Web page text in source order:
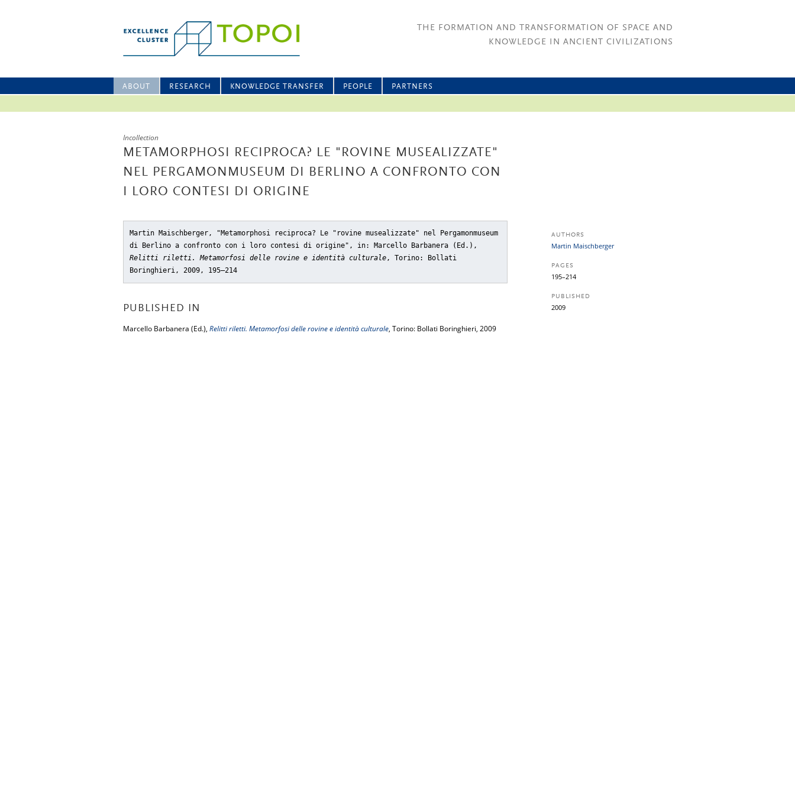
THE FORMATION AND TRANSFORMATION OF SPACE AND
KNOWLEDGE IN ANCIENT CIVILIZATIONS
ABOUT RESEARCH KNOWLEDGE TRANSFER PEOPLE PARTNERS
Incollection
METAMORPHOSI RECIPROCA? LE "ROVINE MUSEALIZZATE"
NEL PERGAMONMUSEUM DI BERLINO A CONFRONTO CON
I LORO CONTESI DI ORIGINE
Martin Maischberger, "Metamorphosi reciproca? Le "rovine musealizzate" nel Pergamonmuseum
di Berlino a confronto con i loro contesi di origine" , in: Marcello Barbanera (Ed.),
Relitti riletti. Metamorfosi delle rovine e identità culturale, Torino: Bollati
Boringhieri, 2009, 195–214
PUBLISHED IN
Marcello Barbanera (Ed.), Relitti riletti. Metamorfosi delle rovine e identità culturale, Torino: Bollati Boringhieri, 2009
AUTHORS
Martin Maischberger
PAGES
195–214
PUBLISHED
2009